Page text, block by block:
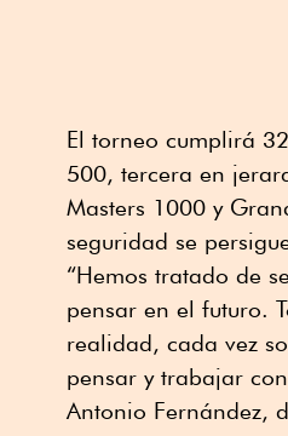
El torneo cumplirá
500, tercera en
Masters 1000 y
seguridad se
“Hemos tratado de
pensar en el futuro.
realidad, cada vez
pensar y trabajar
Antonio Fernández,